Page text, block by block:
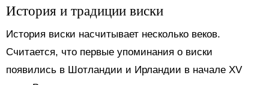
История и традиции виски
История виски насчитывает несколько веков.
Считается, что первые упоминания о виски
появились в Шотландии и Ирландии в начале XV